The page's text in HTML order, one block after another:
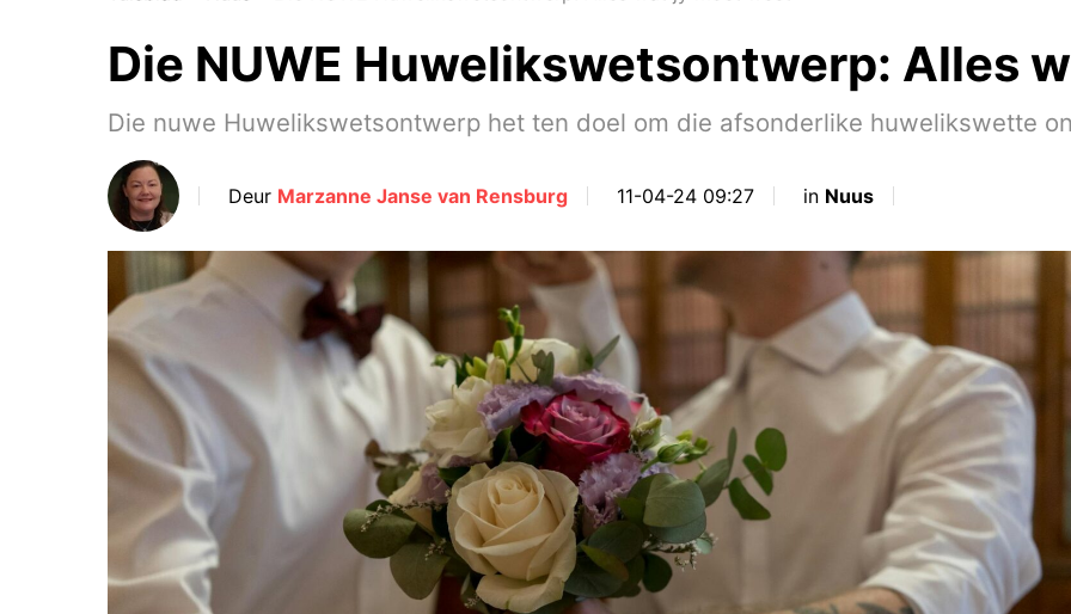
Die NUWE Huwelikswetsontwerp: Alles
Die nuwe Huwelikswetsontwerp het ten doel om die afsonderlike huwelikswette
Deur Marzanne Janse van Rensburg 11-04-24 09:27 in Nuus